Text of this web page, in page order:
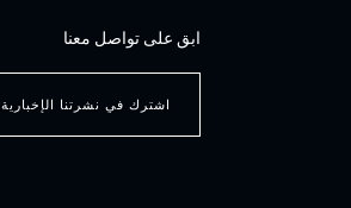
ابق على تواصل معنا
اشترك في نشرتنا الإخبارية